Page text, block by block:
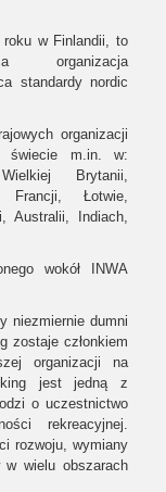
roku w Finlandii, to
organizacja
standardy nordic
organizacji
świecie m.in. w:
Brytanii,
Francji, Łotwie,
Australii, Indiach,
wokół INWA
niezmiernie dumni
zostaje członkiem
organizacji na
jest jedną z
o uczestnictwo
rekreacyjnej.
rozwoju, wymiany
w wielu obszarach